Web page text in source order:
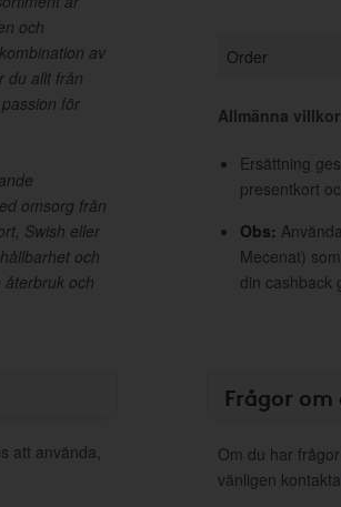
och
av
du allt från
för
omsorg från
Swish eller
och
och
att använda,
Order
Allmänna villkor
Ersättning
presentkort
Obs:
Mecenat)
din cashback
Frågor
Om du har
vänligen kontakta